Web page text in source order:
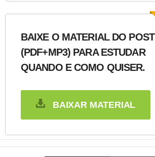
BAIXE O MATERIAL DO POST
(PDF+MP3) PARA ESTUDAR
QUANDO E COMO QUISER.
BAIXAR MATERIAL